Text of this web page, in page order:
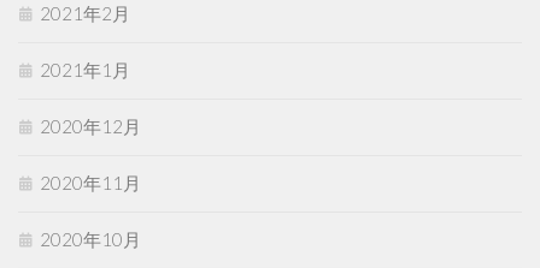
2021年2月
2021年1月
2020年12月
2020年11月
2020年10月